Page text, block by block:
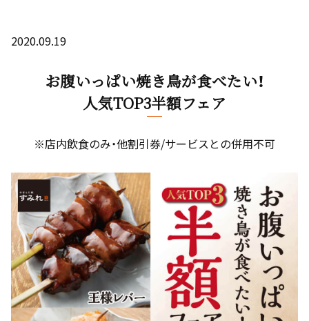
2020.09.19
お腹いっぱい焼き鳥が食べたい！
人気TOP3半額フェア
※店内飲食のみ・他割引券/サービスとの併用不可